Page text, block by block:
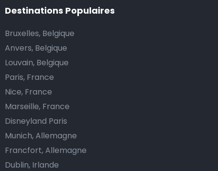
Destinations Populaires
Bruxelles, Belgique
Anvers, Belgique
Louvain, Belgique
Paris, France
Nice, France
Marseille, France
Disneyland Paris
Munich, Allemagne
Francfort, Allemagne
Dublin, Irlande